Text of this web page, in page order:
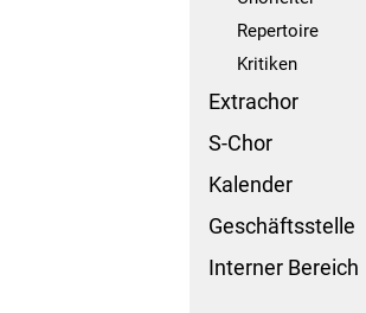
Repertoire
Kritiken
Extrachor
S-Chor
Kalender
Geschäftsstelle
Interner Bereich